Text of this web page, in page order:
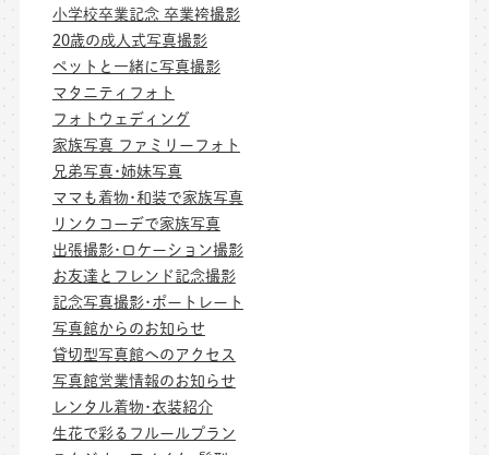
小学校卒業記念 卒業袴撮影
20歳の成人式写真撮影
ペットと一緒に写真撮影
マタニティフォト
フォトウェディング
家族写真 ファミリーフォト
兄弟写真･姉妹写真
ママも着物･和装で家族写真
リンクコーデで家族写真
出張撮影･ロケーション撮影
お友達とフレンド記念撮影
記念写真撮影･ポートレート
写真館からのお知らせ
貸切型写真館へのアクセス
写真館営業情報のお知らせ
レンタル着物･衣装紹介
生花で彩るフルールプラン